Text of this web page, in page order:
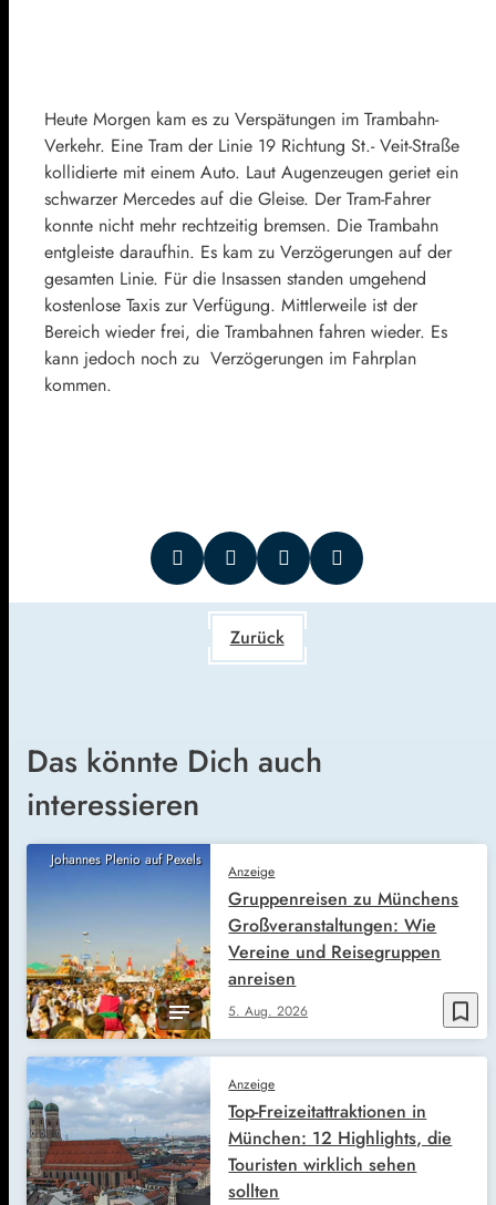
Heute Morgen kam es zu Verspätungen im Trambahn-
Verkehr. Eine Tram der Linie 19 Richtung St.- Veit-Straße
kollidierte mit einem Auto. Laut Augenzeugen geriet ein
schwarzer Mercedes auf die Gleise. Der Tram-Fahrer
konnte nicht mehr rechtzeitig bremsen. Die Trambahn
entgleiste daraufhin. Es kam zu Verzögerungen auf der
gesamten Linie. Für die Insassen standen umgehend
kostenlose Taxis zur Verfügung. Mittlerweile ist der
Bereich wieder frei, die Trambahnen fahren wieder. Es
kann jedoch noch zu Verzögerungen im Fahrplan
kommen.
Zurück
Das könnte Dich auch
interessieren
Johannes Plenio auf Pexels
bookmark_border
Anzeige
5. Aug. 2026
Gruppenreisen zu Münchens
Großveranstaltungen: Wie
Vereine und Reisegruppen
anreisen
Anzeige
Top-Freizeitattraktionen in
München: 12 Highlights, die
Touristen wirklich sehen
sollten